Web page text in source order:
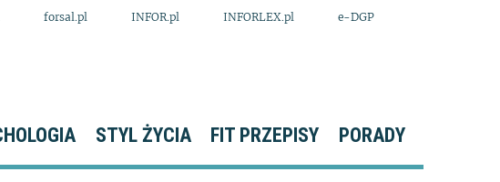
forsal.pl INFOR.pl INFORLEX.pl e-DGP
STYL ŻYCIA FIT PRZEPISY PORADY